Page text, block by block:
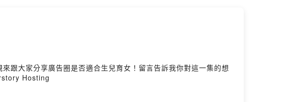
跟大家分享廣告圈是否適合生兒育女！留言告訴我你對這一集的想
Hosting